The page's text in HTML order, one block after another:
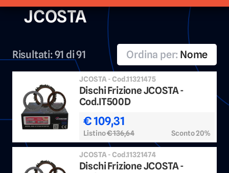
JCOSTA
Ordina per: Nome
Risultati:91 di 91
JCOSTA - Cod.11321475
Dischi Frizione JCOSTA -
Cod.IT500D
€ 109,31
Listino€ 136,64 Sconto 20%
JCOSTA - Cod.11321474
Dischi Frizione JCOSTA -